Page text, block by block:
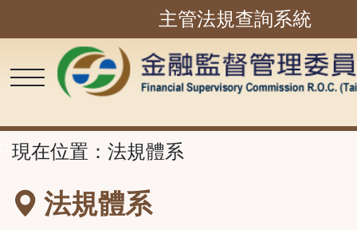
內
容
主管法規查詢系統
現在位置： 法規體系
法規體系